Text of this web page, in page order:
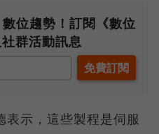
位趨勢！訂閱《數位
群活動訊息
示，這些製程是伺服